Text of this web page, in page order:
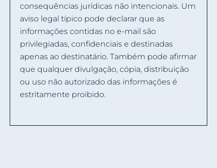
consequências jurídicas não intencionais. Um
aviso legal típico pode declarar que as
informações contidas no e-mail são
privilegiadas, confidenciais e destinadas
apenas ao destinatário. Também pode afirmar
que qualquer divulgação, cópia, distribuição
ou uso não autorizado das informações é
estritamente proibido.